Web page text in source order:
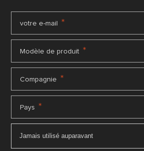
votre e-mail *
Modèle de produit *
Compagnie *
Pays *